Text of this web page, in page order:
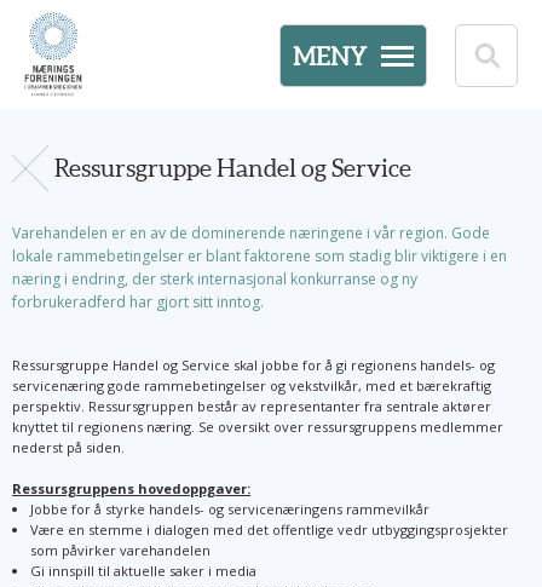
MENY
Ressursgruppe Handel og Service
Varehandelen er en av de dominerende næringene i vår region. Gode
lokale rammebetingelser er blant faktorene som stadig blir viktigere i en
næring i endring, der sterk internasjonal konkurranse og ny
forbrukeradferd har gjort sitt inntog.
Ressursgruppe Handel og Service skal jobbe for å gi regionens handels- og
servicenæring gode rammebetingelser og vekstvilkår, med et bærekraftig
perspektiv. Ressursgruppen består av representanter fra sentrale aktører
knyttet til regionens næring. Se oversikt over ressursgruppens medlemmer
nederst på siden.
Ressursgruppens hovedoppgaver:
Jobbe for å styrke handels- og servicenæringens rammevilkår
Være en stemme i dialogen med det offentlige vedr utbyggingsprosjekter
som påvirker varehandelen
Gi innspill til aktuelle saker i media